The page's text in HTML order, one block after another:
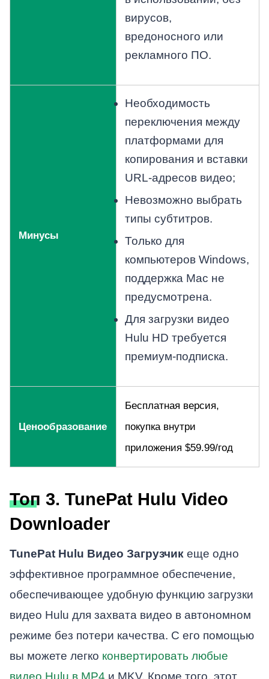
вирусов,
вредоносного или
рекламного ПО.
Минусы
Необходимость
переключения между
платформами для
копирования и вставки
URL-адресов видео;
Невозможно выбрать
типы субтитров.
Только для
компьютеров Windows,
поддержка Mac не
предусмотрена.
Для загрузки видео
Hulu HD требуется
премиум-подписка.
Ценообразование
Бесплатная версия,
покупка внутри
приложения $59.99/год
Топ 3. TunePat Hulu Video
Downloader
TunePat Hulu Видео Загрузчикеще одно
эффективное программное обеспечение,
обеспечивающее удобную функцию загрузки
видео Hulu для захвата видео в автономном
режиме без потери качества. С его помощью
вы можете легко конвертировать любые
видео Hulu в MP4 и MKV. Кроме того, этот